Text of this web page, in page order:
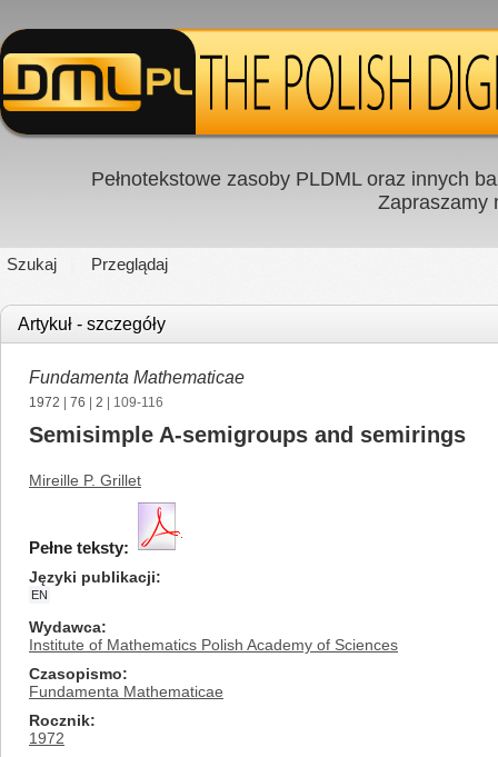
Pełnotekstowe zasoby PLDML oraz innych
Zapraszamy
Szukaj Przeglądaj
Artykuł - szczegóły
Fundamenta Mathematicae
1972 76 2 | 109-116
Semisimple A-semigroups and semirings
Mireille P. Grillet
Pełne teksty:
Języki publikacji
EN
Wydawca
Institute of Mathematics Polish Academy of Sciences
Czasopismo
Fundamenta Mathematicae
Rocznik
1972